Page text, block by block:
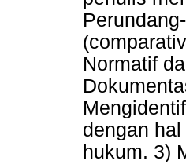
Normatif
dengan
hukum. 3)